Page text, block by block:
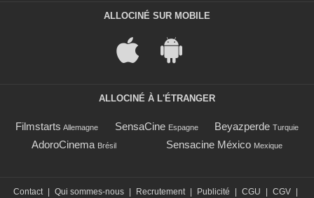
ALLOCINÉ SUR MOBILE
ALLOCINÉ À L'ÉTRANGER
Filmstarts Allemagne SensaCine Espagne Beyazperde Turquie
AdoroCinema Brésil Sensacine México Mexique
Contact Qui sommes-nous Recrutement Publicité CGU CGV